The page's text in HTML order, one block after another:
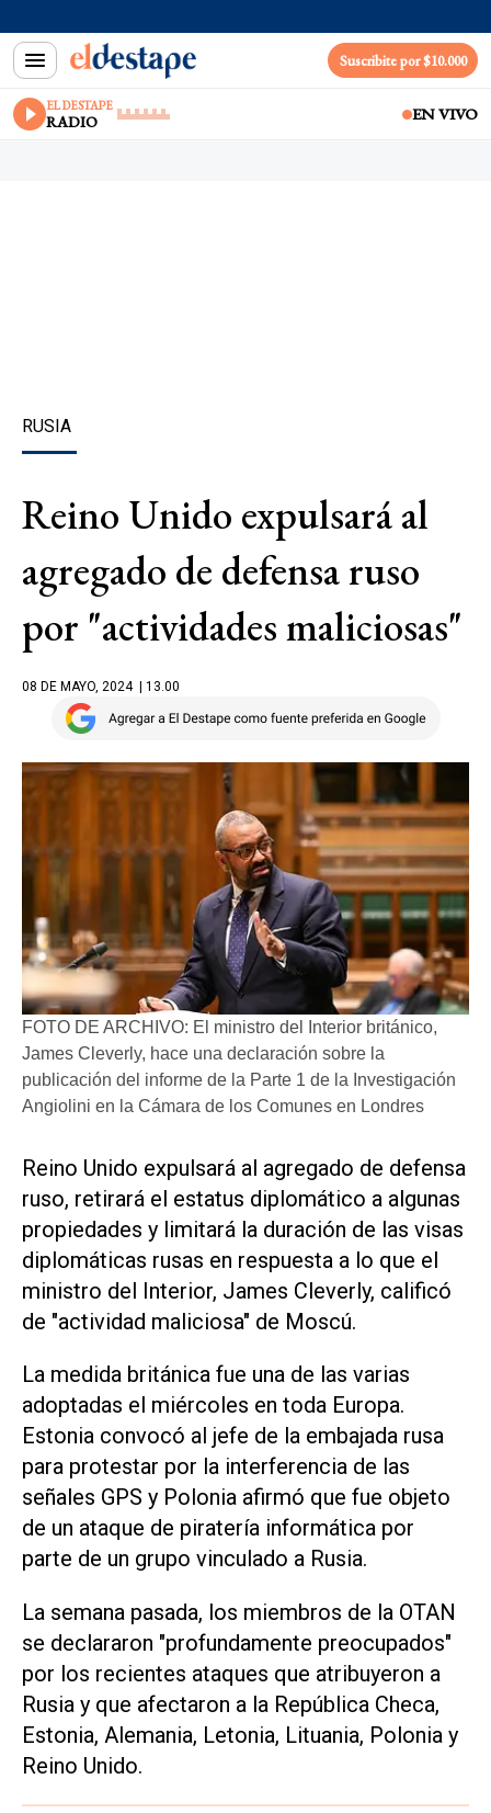
Suscribite por $10.000
EL DESTAPE
RADIO EN VIVO
RUSIA
Reino Unido expulsará al
agregado de defensa ruso
por "actividades maliciosas"
08 DE MAYO, 2024 | 13.00
FOTO DE ARCHIVO: El ministro del Interior británico,
James Cleverly, hace una declaración sobre la
publicación del informe de la Parte 1 de la Investigación
Angiolini en la Cámara de los Comunes en Londres
Reino Unido expulsará al agregado de defensa
ruso, retirará el estatus diplomático a algunas
propiedades y limitará la duración de las visas
diplomáticas rusas en respuesta a lo que el
ministro del Interior, James Cleverly, calificó
de "actividad maliciosa" de Moscú.
La medida británica fue una de las varias
adoptadas el miércoles en toda Europa.
Estonia convocó al jefe de la embajada rusa
para protestar por la interferencia de las
señales GPS y Polonia afirmó que fue objeto
de un ataque de piratería informática por
parte de un grupo vinculado a Rusia.
La semana pasada, los miembros de la OTAN
se declararon "profundamente preocupados"
por los recientes ataques que atribuyeron a
Rusia y que afectaron a la República Checa,
Estonia, Alemania, Letonia, Lituania, Polonia y
Reino Unido.